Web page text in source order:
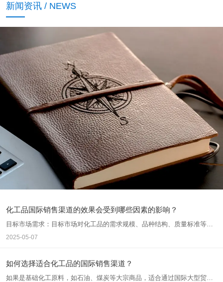
新闻资讯 / NEWS
化工品国际销售渠道的效果会受到哪些因素的影响？
目标市场需求：目标市场对化工品的需求规模、品种结构、质量标准等直
接影响销售渠道效果。若市场对某种化工品需求旺盛，销售渠道更容易发
2025-05-07
如何选择适合化工品的国际销售渠道？
如果是基础化工原料，如石油、煤炭等大宗商品，适合通过国际大型贸易